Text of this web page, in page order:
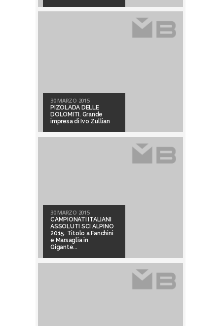
30 MARZO 2015
PIZOLADA DELLE
DOLOMITI. Grande
impresa di Ivo Zullian
30 MARZO 2015
CAMPIONATI ITALIANI
ASSOLUTI SCI ALPINO
2015. Titolo a Fanchini
e Marsaglia in
Gigante...